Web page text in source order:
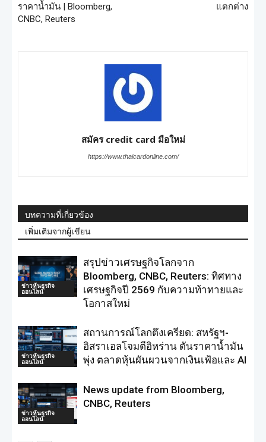
ราคาน้ำมัน | Bloomberg,
CNBC, Reuters
แตกต่าง
สมัคร credit card มือใหม่
https://www.thaicardonline.com/
บทความที่เกี่ยวข้อง
เพิ่มเติมจากผู้เขียน
ข่าวหุ้นธุรกิจ
ออนไลน์
สรุปข่าวเศรษฐกิจโลกจาก
Bloomberg, CNBC, Reuters: ทิศทาง
เศรษฐกิจปี 2569 กับความท้าทายและ
โอกาสใหม่
ข่าวหุ้นธุรกิจ
ออนไลน์
สถานการณ์โลกตึงเครียด: สหรัฐฯ-
อิสราเอลโจมตีอิหร่าน ดันราคาน้ำมัน
พุ่ง ตลาดหุ้นผันผวนจากเงินเฟ้อและ AI
ข่าวหุ้นธุรกิจ
ออนไลน์
News update from Bloomberg,
CNBC, Reuters